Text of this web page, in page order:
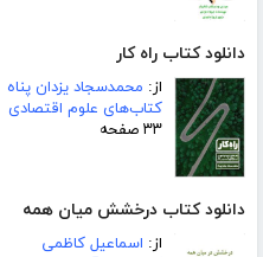
دانلود کتاب راه کار
از: محمدسجاد یزدان پناه
کتاب‌های علوم اقتصادی
۳۳ صفحه
دانلود کتاب درخشش میان همه
از: اسماعیل کاظمی